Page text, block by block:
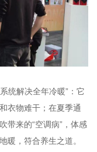
统解决全年冷暖”：它
衣物难干；在夏季通
带来的“空调病”，体感
暖，符合养生之道。